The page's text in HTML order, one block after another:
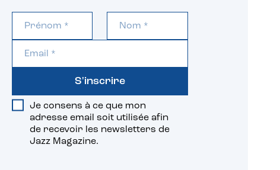
Je consens à ce que mon
adresse email soit utilisée afin
de recevoir les newsletters de
Jazz Magazine.
S'inscrire